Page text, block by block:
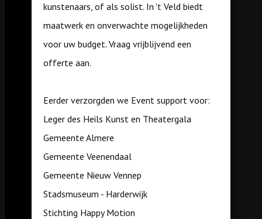
kunstenaars, of als solist. In 't Veld biedt
maatwerk en onverwachte mogelijkheden
voor uw budget. Vraag vrijblijvend een
offerte aan.
Eerder verzorgden we Event support voor:
Leger des Heils Kunst en Theatergala
Gemeente Almere
Gemeente Veenendaal
Gemeente Nieuw Vennep
Stadsmuseum - Harderwijk
Stichting Happy Motion